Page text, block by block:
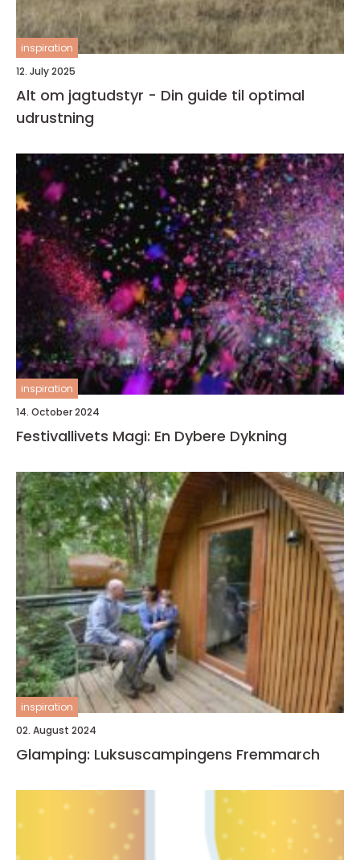
inspiration
12. July 2025
Alt om jagtudstyr - Din guide til optimal
udrustning
inspiration
14. October 2024
Festivallivets Magi: En Dybere Dykning
inspiration
02. August 2024
Glamping: Luksuscampingens Fremmarch